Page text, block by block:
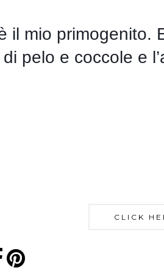
il mio primogenito.
pelo e coccole e
CLICK